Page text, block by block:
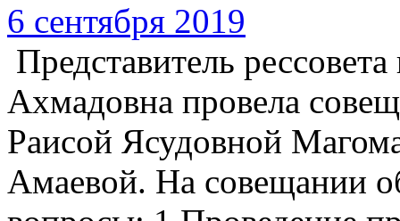
6 сентября 2019
Представитель
Ахмадовна провела
Раисой Ясудовной
Амаевой. На совещании